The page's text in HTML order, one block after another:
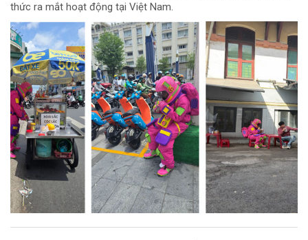
thức ra mắt hoạt động tại Việt Nam.